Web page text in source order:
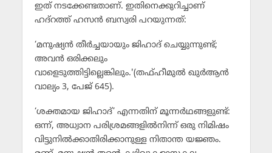
ഇത് നടക്കേണ്ടതാണ്. ഇതിനെക്കുറിച്ചാണ്
ഹദ്‌റത്ത് ഹസന്‍ ബസ്വരി പറയുന്നത്:
‘മനുഷ്യന്‍ തീര്‍ച്ചയായും ജിഹാദ് ചെയ്യുന്നുണ്ട്;
അവന്‍ ഒരിക്കലും
വാളെടുത്തിട്ടില്ലെങ്കിലും.'(തഫ്ഹീമുല്‍ ഖുര്‍ആന്‍
വാല്യം 3, പേജ് 645).
‘ശക്തമായ ജിഹാദ്’ എന്നതിന് മൂന്നര്‍ഥങ്ങളുണ്ട്:
ഒന്ന്, അധ്വാന പരിശ്രമങ്ങളില്‍നിന്ന് ഒരു നിമിഷം
വിട്ടുനില്‍ക്കാതിരിക്കാനുള്ള നിതാന്ത യജ്ഞം.